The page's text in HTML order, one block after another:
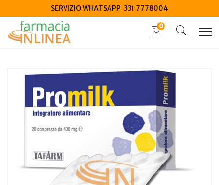
SERVIZIO WHATSAPP 331 7778004
0
Tafarm Promilk 20 compresse